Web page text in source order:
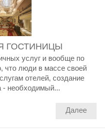
ГОСТИНИЦЫ
услуг и вообще по
что люди в массе своей
отелей, создание
- необходимый...
Далее